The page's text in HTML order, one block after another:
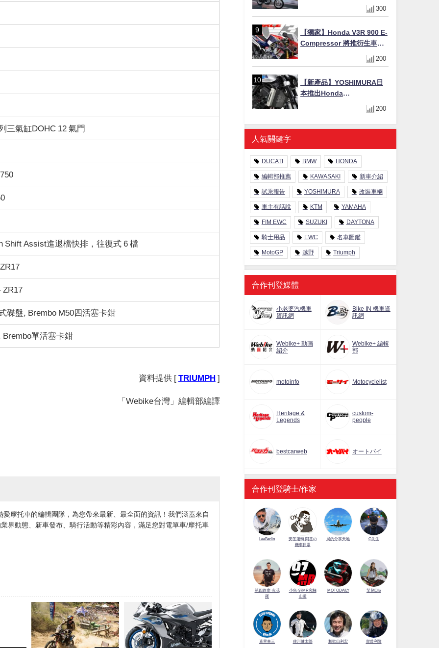
三氣缸DOHC 12 氣門
Shift Assist進退檔快排，往復式 6 檔
ZR17
碟盤, Brembo M50四活塞卡鉗
Brembo單活塞卡鉗
資料提供 [ TRIUMPH]
「Webike台灣」編輯部編譯
摩托車的編輯團隊，為您帶來最新、最全面的資訊！我們涵蓋來自
界動態、新車發布、騎行活動等精彩內容，滿足您對電單車/摩托車
Tracker風格｜ 女車主的機車
人生蛻變記
300
【獨家】Honda V3R 900 E-
Compressor 將推衍生車
系？自然進氣 V3 同步測試
中，CG 預想曝光！
200
【新產品】YOSHIMURA日
本推出Honda
CB1000F/CB1000 HORNET
專用水箱護網，六角網紋設
計質感升級
200
人氣關鍵字
DUCATI BMW HONDA
編輯部推薦 KAWASAKI 新車介紹
試乘報告 YOSHIMURA 改裝車輛
車主有話說 KTM YAMAHA
FIM EWC SUZUKI DAYTONA
騎士用品 EWC 名車圖鑑
MotoGP 越野 Triumph
合作刊登媒體
小老婆汽機車
資訊網
Bike IN 機車資
訊網
Webike+ 動画
紹介
Webike+ 編輯
部
motoinfo Motocyclelist
Heritage &
Legends
custom-
people
bestcarweb オートバイ
合作刊登騎士/作家
LeeBerlin
安筌運轉 阿筌の
機車日常
展的分享天地 G先生
第四維度-火花
羅
小魚-97MR究極
山道
MOTODAILY 艾兒Elle
克里夫三 佐川健太郎 和歌山利宏 賀曾利隆